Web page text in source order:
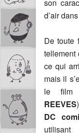
son
d’air
De toute
tellement
ce qui
mais il
le film
REEVES
DC